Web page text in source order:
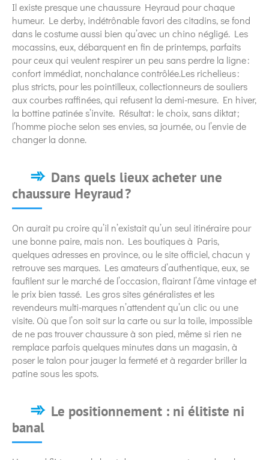
Il existe presque une chaussure Heyraud pour chaque
humeur. Le derby, indétrônable favori des citadins, se fond
dans le costume aussi bien qu’avec un chino négligé. Les
mocassins, eux, débarquent en fin de printemps, parfaits
pour ceux qui veulent respirer un peu sans perdre la ligne :
confort immédiat, nonchalance contrôlée.Les richelieus :
plus stricts, pour les pointilleux, collectionneurs de souliers
aux courbes raffinées, qui refusent la demi-mesure. En hiver,
la bottine patinée s’invite. Résultat : le choix, sans diktat ;
l’homme pioche selon ses envies, sa journée, ou l’envie de
changer la donne.
Dans quels lieux acheter une
chaussure Heyraud ?
On aurait pu croire qu’il n’existait qu’un seul itinéraire pour
une bonne paire, mais non. Les boutiques à Paris,
quelques adresses en province, ou le site officiel, chacun y
retrouve ses marques. Les amateurs d’authentique, eux, se
faufilent sur le marché de l’occasion, flairant l’âme vintage et
le prix bien tassé. Les gros sites généralistes et les
revendeurs multi-marques n’attendent qu’un clic ou une
visite. Où que l’on soit sur la carte ou sur la toile, impossible
de ne pas trouver chaussure à son pied, même si rien ne
remplace parfois quelques minutes dans un magasin, à
poser le talon pour jauger la fermeté et à regarder briller la
patine sous les spots.
Le positionnement : ni élitiste ni
banal